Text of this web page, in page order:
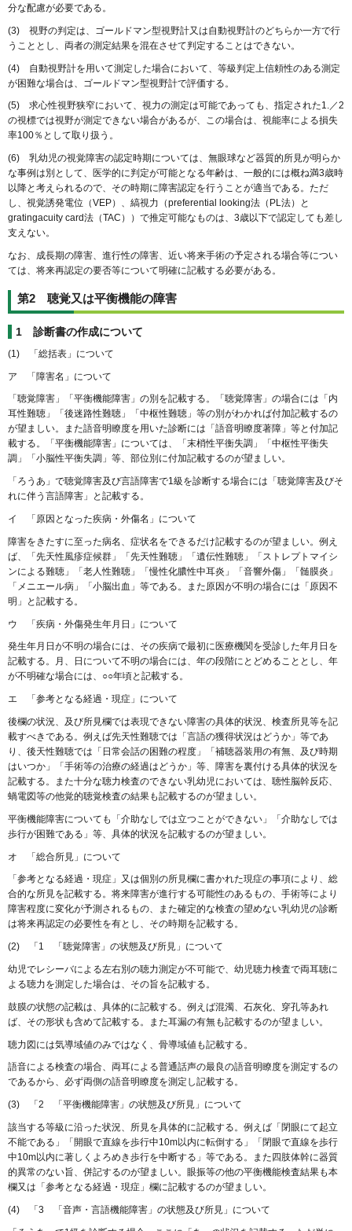
分な配慮が必要である。
(3) 視野の判定は、ゴールドマン型視野計又は自動視野計のどちらか一方で行
うこととし、両者の測定結果を混在させて判定することはできない。
(4) 自動視野計を用いて測定した場合において、等級判定上信頼性のある測定
が困難な場合は、ゴールドマン型視野計で評価する。
(5) 求心性視野狭窄において、視力の測定は可能であっても、指定された1.／2
の視標では視野が測定できない場合があるが、この場合は、視能率による損失
率100％として取り扱う。
(6) 乳幼児の視覚障害の認定時期については、無眼球など器質的所見が明らか
な事例は別として、医学的に判定が可能となる年齢は、一般的には概ね満3歳時
以降と考えられるので、その時期に障害認定を行うことが適当である。ただ
し、視覚誘発電位（VEP）、縞視力（preferential looking法（PL法）と
gratingacuity card法（TAC））で推定可能なものは、3歳以下で認定しても差し
支えない。
なお、成長期の障害、進行性の障害、近い将来手術の予定される場合等につい
ては、将来再認定の要否等について明確に記載する必要がある。
第2 聴覚又は平衡機能の障害
1 診断書の作成について
(1) 「総括表」について
ア 「障害名」について
「聴覚障害」「平衡機能障害」の別を記載する。「聴覚障害」の場合には「内
耳性難聴」「後迷路性難聴」「中枢性難聴」等の別がわかれば付加記載するの
が望ましい。また語音明瞭度を用いた診断には「語音明瞭度著障」等と付加記
載する。「平衡機能障害」については、「末梢性平衡失調」「中枢性平衡失
調」「小脳性平衡失調」等、部位別に付加記載するのが望ましい。
「ろうあ」で聴覚障害及び言語障害で1級を診断する場合には「聴覚障害及びそ
れに伴う言語障害」と記載する。
イ 「原因となった疾病・外傷名」について
障害をきたすに至った病名、症状名をできるだけ記載するのが望ましい。例え
ば、「先天性風疹症候群」「先天性難聴」「遺伝性難聴」「ストレプトマイシ
ンによる難聴」「老人性難聴」「慢性化膿性中耳炎」「音響外傷」「髄膜炎」
「メニエール病」「小脳出血」等である。また原因が不明の場合には「原因不
明」と記載する。
ウ 「疾病・外傷発生年月日」について
発生年月日が不明の場合には、その疾病で最初に医療機関を受診した年月日を
記載する。月、日について不明の場合には、年の段階にとどめることとし、年
が不明確な場合には、○○年頃と記載する。
エ 「参考となる経過・現症」について
後欄の状況、及び所見欄では表現できない障害の具体的状況、検査所見等を記
載すべきである。例えば先天性難聴では「言語の獲得状況はどうか」等であ
り、後天性難聴では「日常会話の困難の程度」「補聴器装用の有無、及び時期
はいつか」「手術等の治療の経過はどうか」等、障害を裏付ける具体的状況を
記載する。また十分な聴力検査のできない乳幼児においては、聴性脳幹反応、
蝸電図等の他覚的聴覚検査の結果も記載するのが望ましい。
平衡機能障害についても「介助なしでは立つことができない」「介助なしでは
歩行が困難である」等、具体的状況を記載するのが望ましい。
オ 「総合所見」について
「参考となる経過・現症」又は個別の所見欄に書かれた現症の事項により、総
合的な所見を記載する。将来障害が進行する可能性のあるもの、手術等により
障害程度に変化が予測されるもの、また確定的な検査の望めない乳幼児の診断
は将来再認定の必要性を有とし、その時期を記載する。
(2) 「1 「聴覚障害」の状態及び所見」について
幼児でレシーバによる左右別の聴力測定が不可能で、幼児聴力検査で両耳聴に
よる聴力を測定した場合は、その旨を記載する。
鼓膜の状態の記載は、具体的に記載する。例えば混濁、石灰化、穿孔等あれ
ば、その形状も含めて記載する。また耳漏の有無も記載するのが望ましい。
聴力図には気導域値のみではなく、骨導域値も記載する。
語音による検査の場合、両耳による普通話声の最良の語音明瞭度を測定するの
であるから、必ず両側の語音明瞭度を測定し記載する。
(3) 「2 「平衡機能障害」の状態及び所見」について
該当する等級に沿った状況、所見を具体的に記載する。例えば「閉眼にて起立
不能である」「開眼で直線を歩行中10m以内に転倒する」「閉眼で直線を歩行
中10m以内に著しくよろめき歩行を中断する」等である。また四肢体幹に器質
的異常のない旨、併記するのが望ましい。眼振等の他の平衡機能検査結果も本
欄又は「参考となる経過・現症」欄に記載するのが望ましい。
(4) 「3 「音声・言語機能障害」の状態及び所見」について